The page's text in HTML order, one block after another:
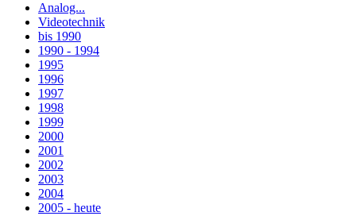
Analog...
Videotechnik
bis 1990
1990 - 1994
1995
1996
1997
1998
1999
2000
2001
2002
2003
2004
2005 - heute